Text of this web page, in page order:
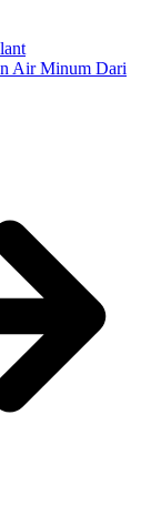
Air Minum Dari